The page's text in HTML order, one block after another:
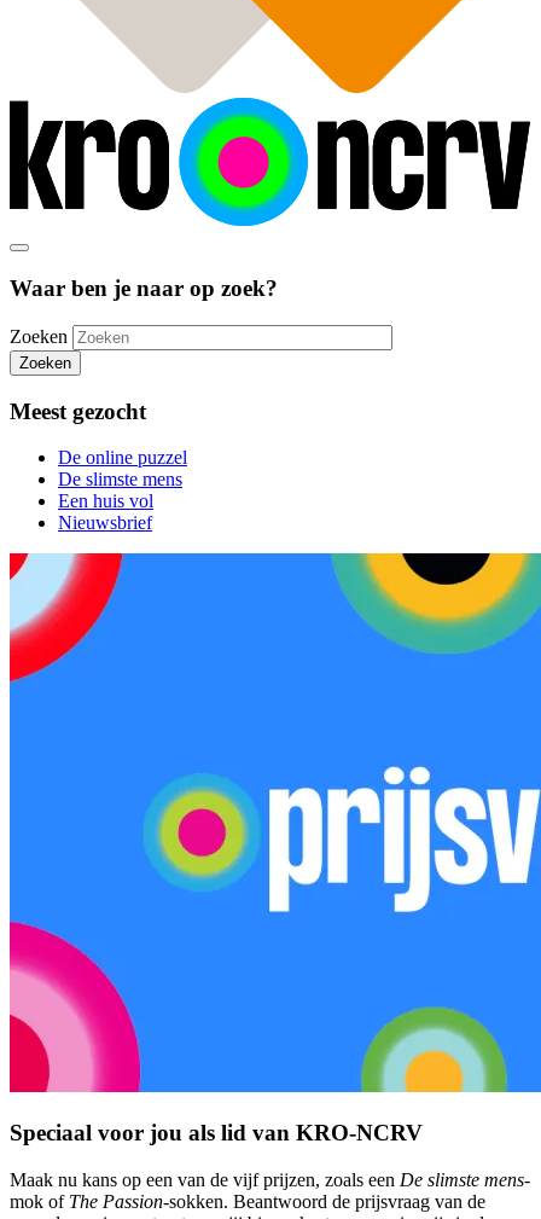
Waar ben je naar op zoek?
Zoeken
Zoeken
Meest gezocht
De online puzzel
De slimste mens
Een huis vol
Nieuwsbrief
Speciaal voor jou als lid van KRO-NCRV
Maak nu kans op een van de vijf prijzen, zoals een De slimste mens-
mok of The Passion-sokken. Beantwoord de prijsvraag van de